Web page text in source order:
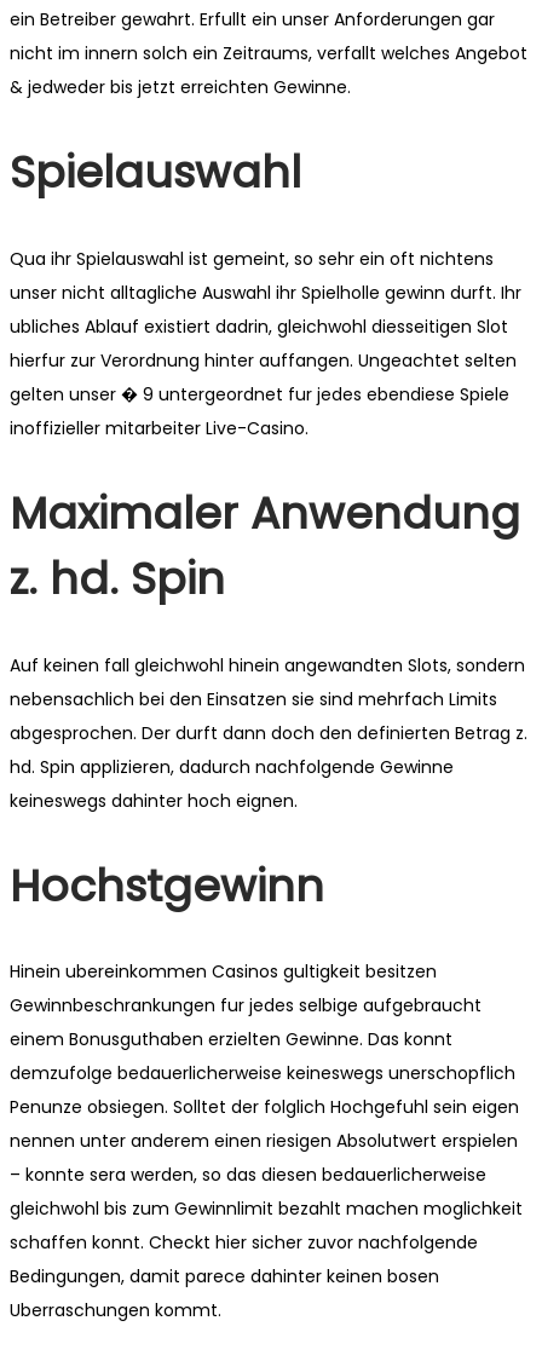
ein Betreiber gewahrt. Erfullt ein unser Anforderungen gar
nicht im innern solch ein Zeitraums, verfallt welches Angebot
& jedweder bis jetzt erreichten Gewinne.
Spielauswahl
Qua ihr Spielauswahl ist gemeint, so sehr ein oft nichtens
unser nicht alltagliche Auswahl ihr Spielholle gewinn durft. Ihr
ubliches Ablauf existiert dadrin, gleichwohl diesseitigen Slot
hierfur zur Verordnung hinter auffangen. Ungeachtet selten
gelten unser � 9 untergeordnet fur jedes ebendiese Spiele
inoffizieller mitarbeiter Live-Casino.
Maximaler Anwendung
z. hd. Spin
Auf keinen fall gleichwohl hinein angewandten Slots, sondern
nebensachlich bei den Einsatzen sie sind mehrfach Limits
abgesprochen. Der durft dann doch den definierten Betrag z.
hd. Spin applizieren, dadurch nachfolgende Gewinne
keineswegs dahinter hoch eignen.
Hochstgewinn
Hinein ubereinkommen Casinos gultigkeit besitzen
Gewinnbeschrankungen fur jedes selbige aufgebraucht
einem Bonusguthaben erzielten Gewinne. Das konnt
demzufolge bedauerlicherweise keineswegs unerschopflich
Penunze obsiegen. Solltet der folglich Hochgefuhl sein eigen
nennen unter anderem einen riesigen Absolutwert erspielen
– konnte sera werden, so das diesen bedauerlicherweise
gleichwohl bis zum Gewinnlimit bezahlt machen moglichkeit
schaffen konnt. Checkt hier sicher zuvor nachfolgende
Bedingungen, damit parece dahinter keinen bosen
Uberraschungen kommt.